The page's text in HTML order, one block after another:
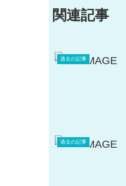
関連記事
過去の記事
過去の記事